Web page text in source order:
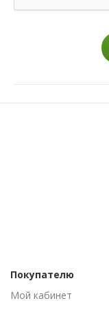
Покупателю
Мой кабинет